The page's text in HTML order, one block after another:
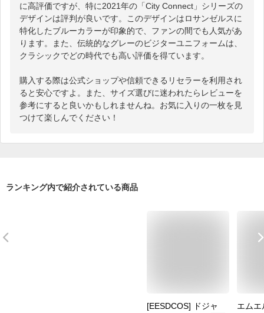
に高評価ですが、特に2021年の「City Connect」シリーズの
デザインは評判が良いです。このデザインはロサンゼルスに
特化したブルーカラーが印象的で、ファンの間でも人気があ
ります。また、伝統的なグレーのビジターユニフォームは、
クラシックでどの時代でも高い評価を得ています。
購入する際は公式ショップや信頼できるリセラーを利用され
ると安心ですよ。また、サイズ選びに迷われたらレビューを
参考にすると良いかもしれませんね。お気に入りの一枚を見
つけて楽しんでください！
ランキング内で紹介されている商品
[EESDCOS] ドジャ
エムエ